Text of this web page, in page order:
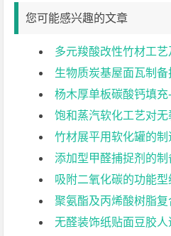
您可能感兴趣的文章
多元羧酸改性竹材工
生物质炭基屋面瓦制
杨木厚单板碳酸钙填充-炭化改
饱和蒸汽软化工艺对无裂纹竹
竹材展平用软化罐的制造及
添加型甲醛捕捉剂的
吸附二氧化碳的功能型纳
聚氨酯及丙烯酸树脂复合装饰
无醛装饰纸贴面豆胶